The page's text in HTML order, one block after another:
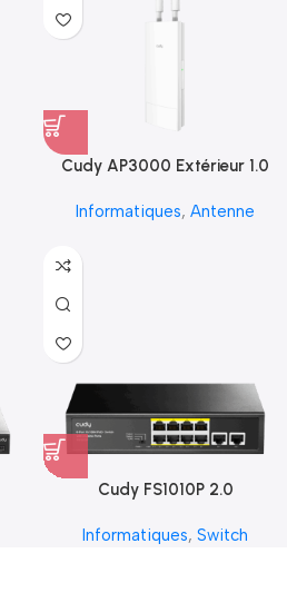
Cudy AP3000 Extérieur 1.0
Informatiques, Antenne
Cudy FS1010P 2.0
Informatiques, Switch